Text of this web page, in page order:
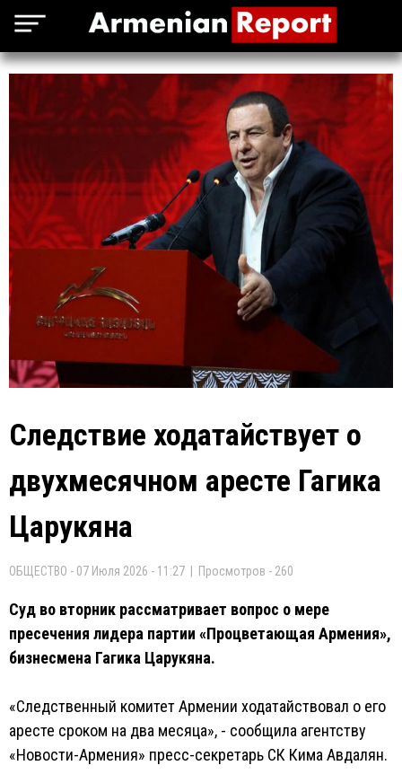
Следствие ходатайствует о
двухмесячном аресте Гагика
Царукяна
ОБЩЕСТВО - 07 Июля 2026 - 11:27 | Просмотров - 260
Суд во вторник рассматривает вопрос о мере
пресечения лидера партии «Процветающая Армения»,
бизнесмена Гагика Царукяна.
«Следственный комитет Армении ходатайствовал о его
аресте сроком на два месяца», - сообщила агентству
«Новости-Армения» пресс-секретарь СК Кима Авдалян.